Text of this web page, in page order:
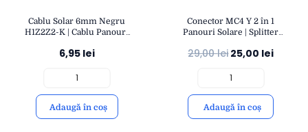
Cablu Solar 6mm Negru
H1Z2Z2-K | Cablu Panouri
Eficient și Durabil
6,95 lei
Adaugă în coș
Conector MC4 Y 2 în 1
Panouri Solare | Splitter
OPEN
29,00lei25,00 lei
Adaugă în coș